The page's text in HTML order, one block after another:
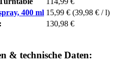
400 ml 15,99 € (39,98 € / l)
130,98 €
& technische Daten: